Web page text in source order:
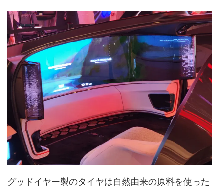
グッドイヤー製のタイヤは自然由来の原料を使った